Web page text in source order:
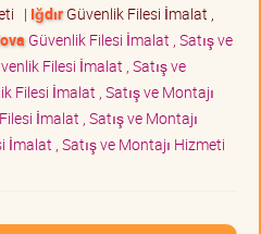
| IğdırGüvenlik Filesi İmalat ,
Güvenlik Filesi İmalat , Satış ve
Filesi İmalat , Satış ve
Filesi İmalat , Satış ve Montajı
İmalat , Satış ve Montajı
İmalat , Satış ve Montajı Hizmeti